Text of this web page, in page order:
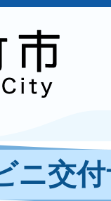
ニ交